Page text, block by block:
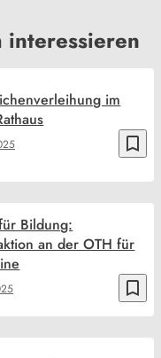
interessieren
bookmark_border
im
bookmark_border
Bildung:
an der OTH für